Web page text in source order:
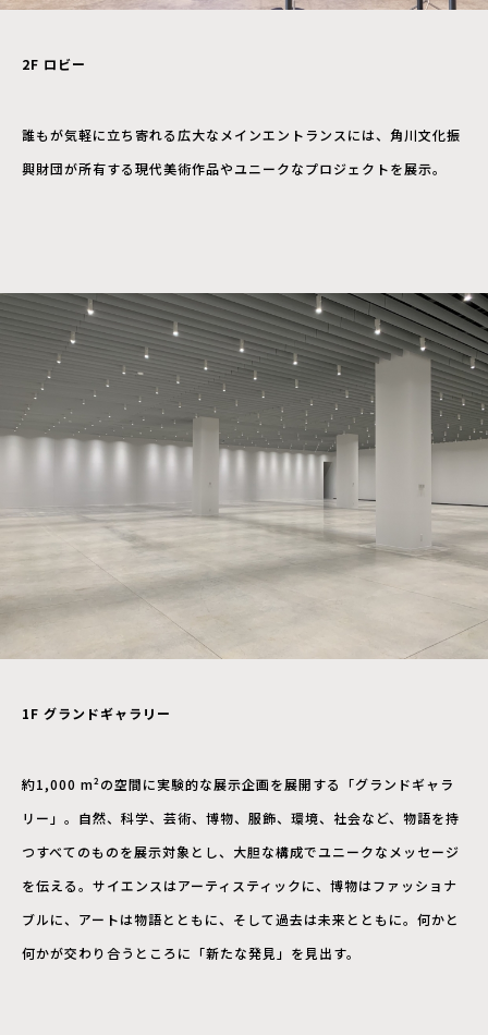
2F ロビー
誰もが気軽に立ち寄れる広大なメインエントランスには、角川文化振
興財団が所有する現代美術作品やユニークなプロジェクトを展示。
1F グランドギャラリー
約1,000 m²の空間に実験的な展示企画を展開する「グランドギャラ
リー」。自然、科学、芸術、博物、服飾、環境、社会など、物語を持
つすべてのものを展示対象とし、大胆な構成でユニークなメッセージ
を伝える。サイエンスはアーティスティックに、博物はファッショナ
ブルに、アートは物語とともに、そして過去は未来とともに。何かと
何かが交わり合うところに「新たな発見」を見出す。